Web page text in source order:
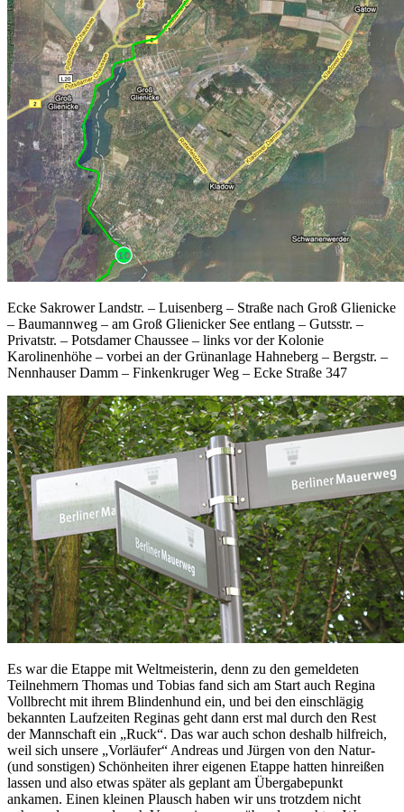
Ecke Sakrower Landstr. – Luisenberg – Straße nach Groß Glienicke
– Baumannweg – am Groß Glienicker See entlang – Gutsstr. –
Privatstr. – Potsdamer Chaussee – links vor der Kolonie
Karolinenhöhe – vorbei an der Grünanlage Hahneberg – Bergstr. –
Nennhauser Damm – Finkenkruger Weg – Ecke Straße 347
Es war die Etappe mit Weltmeisterin, denn zu den gemeldeten
Teilnehmern Thomas und Tobias fand sich am Start auch Regina
Vollbrecht mit ihrem Blindenhund ein, und bei den einschlägig
bekannten Laufzeiten Reginas geht dann erst mal durch den Rest
der Mannschaft ein „Ruck“. Das war auch schon deshalb hilfreich,
weil sich unsere „Vorläufer“ Andreas und Jürgen von den Natur-
(und sonstigen) Schönheiten ihrer eigenen Etappe hatten hinreißen
lassen und also etwas später als geplant am Übergabepunkt
ankamen. Einen kleinen Plausch haben wir uns trotzdem nicht